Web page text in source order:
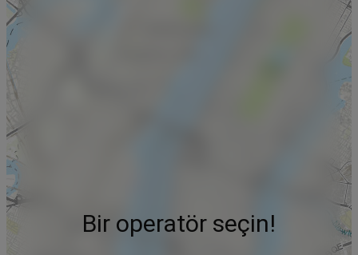
Bir operatör seçin!